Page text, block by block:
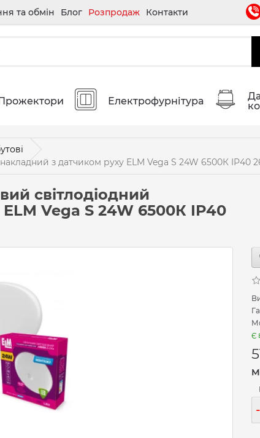
та обмін Блог Розпродаж Контакти
Електрофурнітура
з датчиком руху ELM Vega S 24W 6500К IP40
світлодіодний
Vega S 24W 6500К IP40
Є
-